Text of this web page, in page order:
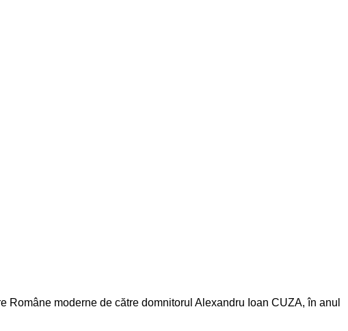
moderne de către domnitorul Alexandru Ioan CUZA, în anul